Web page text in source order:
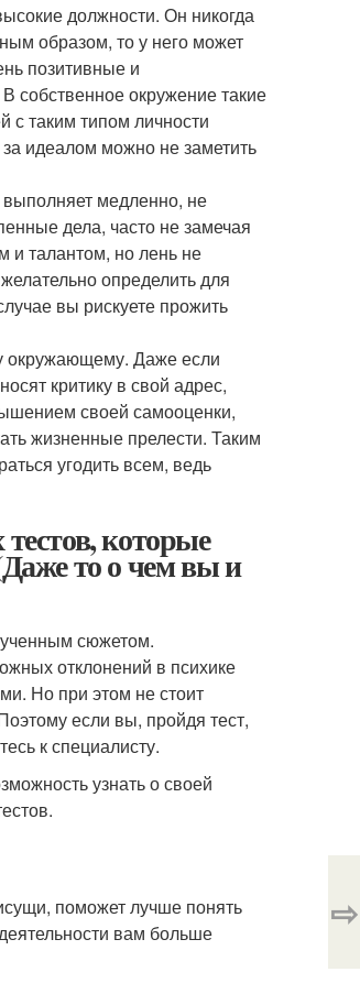
должности. Он никогда
образом, то у него может
позитивные и
собственное окружение такие
с таким типом личности
идеалом можно не заметить
выполняет медленно, не
дела, часто не замечая
и талантом, но лень не
определить для
вы рискуете прожить
окружающему. Даже если
критику в свой адрес,
своей самооценки,
жизненные прелести. Таким
угодить всем, ведь
которые
то о чем вы и
сюжетом.
отклонений в психике
Но при этом не стоит
если вы, пройдя тест,
к специалисту.
узнать о своей
поможет лучше понять
вам больше
⇨